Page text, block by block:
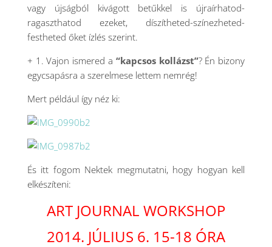
vagy újságból kivágott betűkkel is újraírhatod-
ragaszthatod ezeket, díszítheted-színezheted-
festheted őket ízlés szerint.
+ 1. Vajon ismered a “kapcsos kollázst”? Én bizony
egycsapásra a szerelmese lettem nemrég!
Mert például így néz ki:
És itt fogom Nektek megmutatni, hogy hogyan kell
elkészíteni:
ART JOURNAL WORKSHOP
2014. JÚLIUS 6. 15-18 ÓRA